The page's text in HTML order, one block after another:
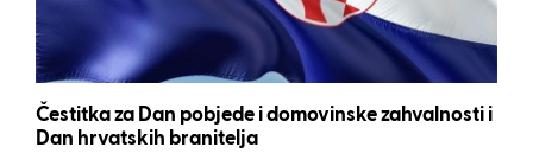
Čestitka za Dan pobjede i domovinske zahvalnosti i
Dan hrvatskih branitelja